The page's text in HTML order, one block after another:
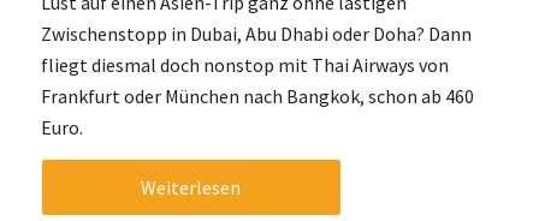
Zwischenstopp in Dubai, Abu Dhabi oder Doha? Dann
fliegt diesmal doch nonstop mit Thai Airways von
Frankfurt oder München nach Bangkok, schon ab 460
Euro.
Weiterlesen